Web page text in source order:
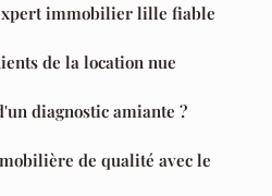
immobilier lille fiable
de la location nue
diagnostic amiante ?
de qualité avec le